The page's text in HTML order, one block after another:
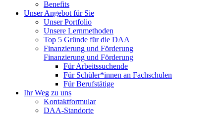
Benefits
Unser Angebot für Sie
Unser Portfolio
Unsere Lernmethoden
Top 5 Gründe für die DAA
Finanzierung und Förderung
Finanzierung und Förderung
Für Arbeitssuchende
Für Schüler*innen an Fachschulen
Für Berufstätige
Ihr Weg zu uns
Kontaktformular
DAA-Standorte